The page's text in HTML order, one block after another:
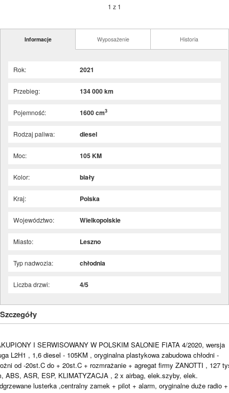
1 z 1
Informacje Wyposażenie Historia
Rok: 2021
Przebieg: 134 000 km
Pojemność: 1600 cm3
Rodzaj paliwa: diesel
Moc: 105 KM
Kolor: biały
Kraj: Polska
Województwo: Wielkopolskie
Miasto: Leszno
Typ nadwozia: chłodnia
Liczba drzwi: 4/5
Szczegóły
I SERWISOWANY W POLSKIM SALONIE FIATA 4/2020, wersja
L2H1 , 1,6 diesel - 105KM , oryginalna plastykowa zabudowa chłodni -
od -20st.C do + 20st.C + rozmrażanie + agregat firmy ZANOTTI , 127
ABS, ASR, ESP, KLIMATYZACJA , 2 x airbag, elek.szyby, elek.
lusterka ,centralny zamek + pilot + alarm, oryginalne duże radio +